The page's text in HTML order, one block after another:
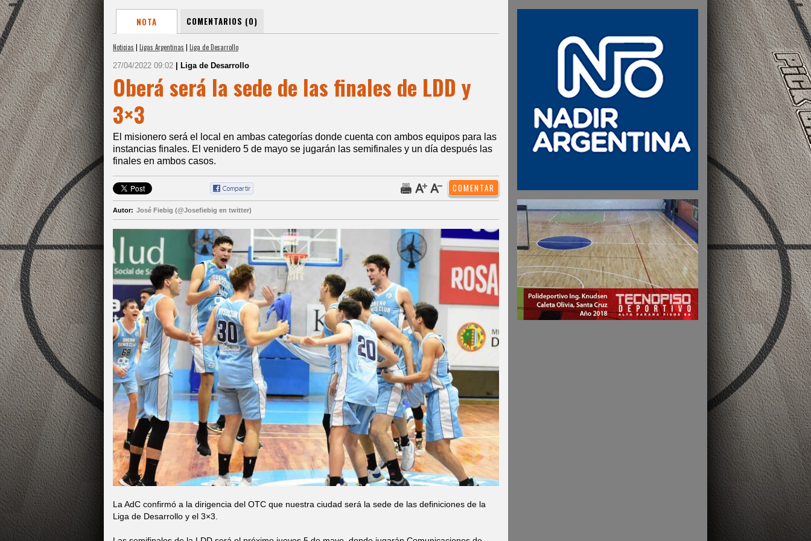
NOTA COMENTARIOS (0)
Noticias | Ligas Argentinas | Liga de Desarrollo
27/04/2022 09:02 | Liga de Desarrollo
Oberá será la sede de las finales de LDD y
3×3
El misionero será el local en ambas categorías donde cuenta con ambos equipos para las
instancias finales. El venidero 5 de mayo se jugarán las semifinales y un día después las
finales en ambos casos.
Autor: José Fiebig (@Josefiebig en twitter)
La AdC confirmó a la dirigencia del OTC que nuestra ciudad será la sede de las definiciones de la
Liga de Desarrollo y el 3×3.